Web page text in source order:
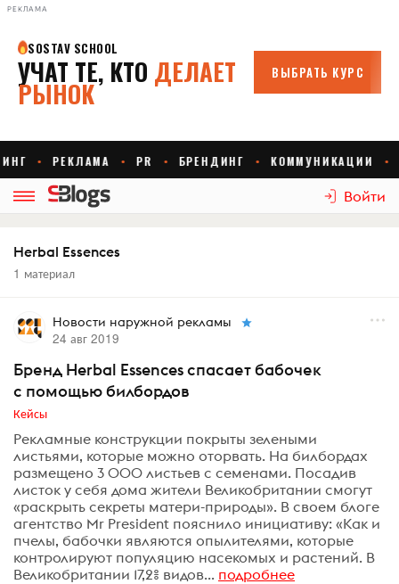
РЕКЛАМА
Войти
Herbal Essences
1 материал
Новости наружной рекламы
24 авг 2019
Бренд Herbal Essences спасает бабочек
с помощью билбордов
Кейсы
Рекламные конструкции покрыты зелеными
листьями, которые можно оторвать. На билбордах
размещено 3 000 листьев с семенами. Посадив
листок у себя дома жители Великобритании смогут
«раскрыть секреты матери-природы». В своем блоге
агентство Mr President пояснило инициативу: «Как и
пчелы, бабочки являются опылителями, которые
контролируют популяцию насекомых и растений. В
Великобритании 17,2% видов... подробнее